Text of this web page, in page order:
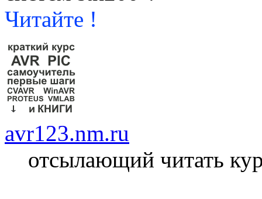
Читайте !
avr123.nm.ru
отсылающий читать